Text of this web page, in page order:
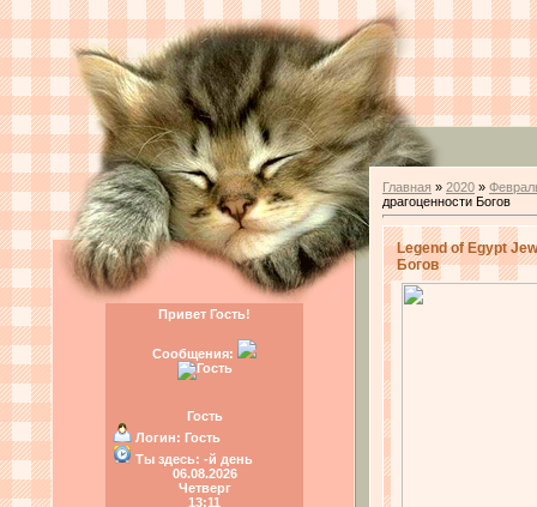
Привет Гость!
Сообщения:
Гость
Логин: Гость
Ты здесь: -й день
06.08.2026
Четверг
13:11
Главная » 2020 »
драгоценности Богов
Legend of Egypt
Богов